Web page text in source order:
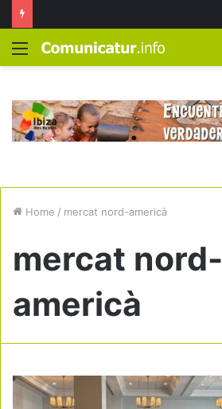
Menú
Home / mercat nord-americà
mercat nord-
americà